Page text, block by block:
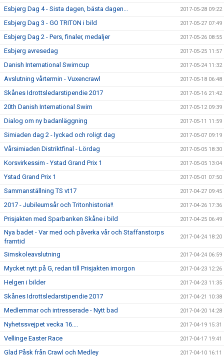
Esbjerg Dag 4 - Sista dagen, bästa dagen... 2017-05-28 09:22
Esbjerg Dag 3 - GO TRITON i bild 2017-05-27 07:49
Esbjerg Dag 2 - Pers, finaler, medaljer 2017-05-26 08:55
Esbjerg avresedag 2017-05-25 11:57
Danish International Swimcup 2017-05-24 11:32
Avslutning vårtermin - Vuxencrawl 2017-05-18 06:48
Skånes Idrottsledarstipendie 2017 2017-05-16 21:42
20th Danish International Swim 2017-05-12 09:39
Dialog om ny badanläggning 2017-05-11 11:59
Simiaden dag 2 - lyckad och roligt dag 2017-05-07 09:19
Vårsimiaden Distriktfinal - Lördag 2017-05-05 18:30
Korsvirkessim - Ystad Grand Prix 1 2017-05-05 13:04
Ystad Grand Prix 1 2017-05-01 07:50
Sammanställning TS vt17 2017-04-27 09:45
2017 - Jubileumsår och Tritonhistoria!! 2017-04-26 17:36
Prisjakten med Sparbanken Skåne i bild 2017-04-25 06:49
Nya badet - Var med och påverka vår och Staffanstorps
framtid
2017-04-24 18:20
Simskoleavslutning 2017-04-24 06:59
Mycket nytt på G, redan till Prisjakten imorgon 2017-04-23 12:26
Helgen i bilder 2017-04-23 11:35
Skånes Idrottsledarstipendie 2017 2017-04-21 10:38
Medlemmar och intresserade - Nytt bad 2017-04-20 14:28
Nyhetssvejpet vecka 16.... 2017-04-19 15:31
Vellinge Easter Race 2017-04-17 19:41
Glad Påsk från Crawl och Medley 2017-04-10 16:11